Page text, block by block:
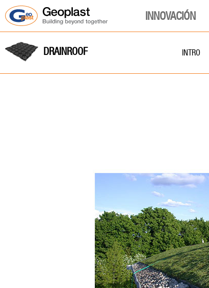
INNOVACIÓN
DRAINROOF INTRO